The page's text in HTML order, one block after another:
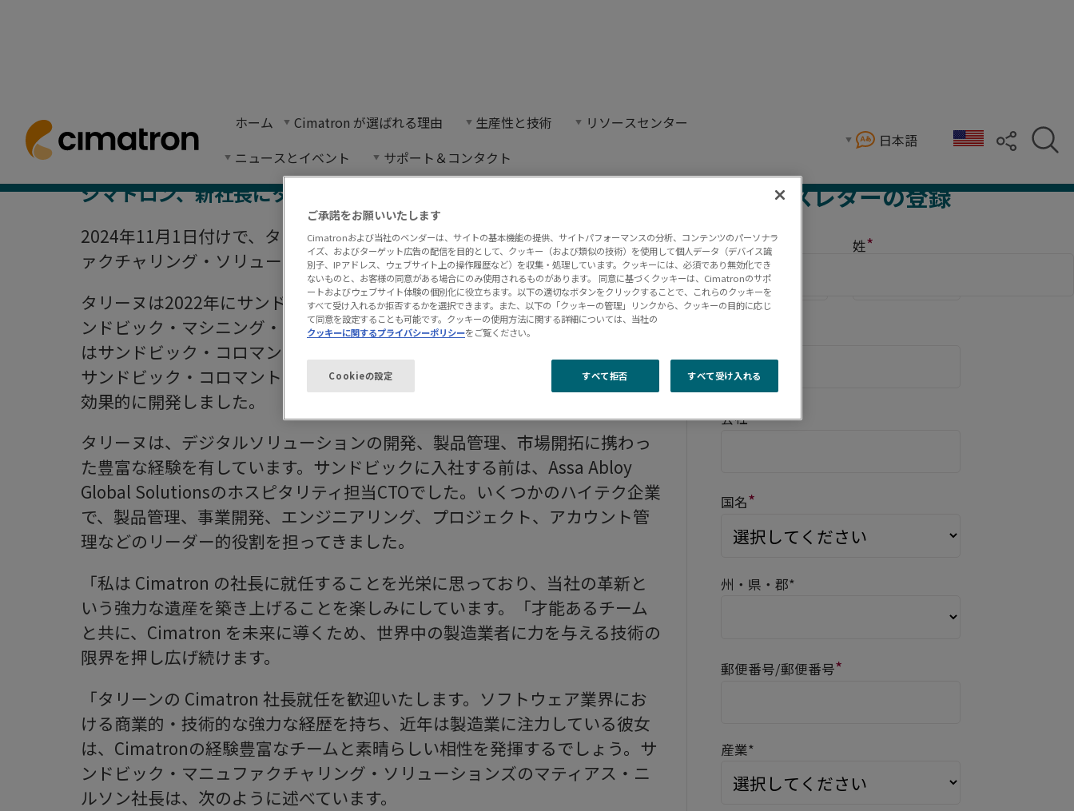
ホーム Cimatron が選ばれる理由 生産性と技術
リソースセンター
ニュースとイベント
サポート＆コンタクト
日本語
ホーム ニュース> シマトロン、新社長にタリン・フォスバーグを任命
Cimatronは、デジタルソリューションと製造業における豊富な経験を活かし、お客様に革新と価値を提供するため、Taline Forsbergを社長
シマトロン、新社長にタリン・フォスバーグを任命
2024年11月1日付けで、タリネ・フォルスバーグがサンドビック・マニュフ
ァクチャリング・ソリューションズのCimatron社長に任命されました。
タリーヌは2022年にサンドビックに入社し、サンドビック・コロマントとサ
ンドビック・マシニング・ソリューションズの両方の役職を歴任し、最近で
はサンドビック・コロマントのデジタル製品・サービス担当副社長として、
サンドビック・コロマントのポートフォリオのプロセスとビジネスモデルを
効果的に開発しました。
タリーヌは、デジタルソリューションの開発、製品管理、市場開拓に携わっ
た豊富な経験を有しています。サンドビックに入社する前は、Assa Abloy
Global Solutionsのホスピタリティ担当CTOでした。いくつかのハイテク企業
で、製品管理、事業開発、エンジニアリング、プロジェクト、アカウント管
理などのリーダー的役割を担ってきました。
「私は Cimatron の社長に就任することを光栄に思っており、当社の革新と
いう強力な遺産を築き上げることを楽しみにしています。「才能あるチーム
と共に、Cimatron を未来に導くため、世界中の製造業者に力を与える技術の
限界を押し広げ続けます。
「タリーンの Cimatron 社長就任を歓迎いたします。ソフトウェア業界にお
ける商業的・技術的な強力な経歴を持ち、近年は製造業に注力している彼女
は、Cimatronの経験豊富なチームと素晴らしい相性を発揮するでしょう。サ
ンドビック・マニュファクチャリング・ソリューションズのマティアス・ニ
ルソン社長は、次のように述べています。
ニュースレターの登録
Comments
名*(*必須) 姓*
会社*
国名*
州・県・郡*
郵便番号/郵便番号*
産業*
ご承諾をお願いいたします
Cimatronおよび当社のベンダーは、サイトの基本機能の提供、サイトパフォーマンスの分析、コンテンツのパーソナラ
イズ、およびターゲット広告の配信を目的として、クッキー（および類似の技術）を使用して個人データ（デバイス識
別子、IPアドレス、ウェブサイト上の操作履歴など）を収集・処理しています。クッキーには、必須であり無効化でき
ないものと、お客様の同意がある場合にのみ使用されるものがあります。 同意に基づくクッキーは、Cimatronのサポ
ートおよびウェブサイト体験の個別化に役立ちます。以下の適切なボタンをクリックすることで、これらのクッキーを
すべて受け入れるか拒否するかを選択できます。また、以下の「クッキーの管理」リンクから、クッキーの目的に応じ
て同意を設定することも可能です。クッキーの使用方法に関する詳細については、当社の
クッキーに関するプライバシーポリシーをご覧ください。
Cookieの設定 すべて拒否 すべて受け入れる